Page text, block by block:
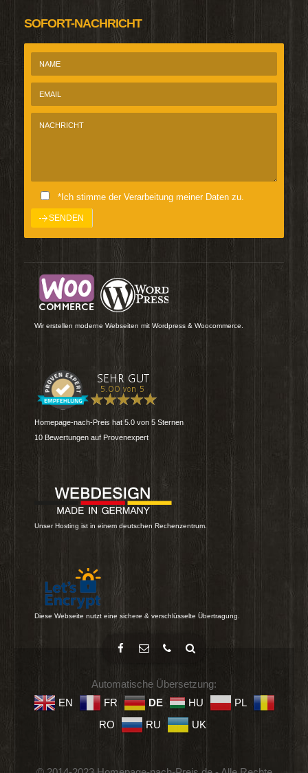
SOFORT-NACHRICHT
*Ich stimme der Verarbeitung meiner Daten zu.
Wir erstellen moderne Webseiten mit Wordpress & Woocommerce.
Homepage-nach-Preis hat 5.0 von 5 Sternen
10 Bewertungen auf Provenexpert
Unser Hosting ist in einem deutschen Rechenzentrum.
Diese Webseite nutzt eine sichere & verschlüsselte Übertragung.
Automatische Übersetzung:
EN
FR DE HU
PL
RO
RU UK